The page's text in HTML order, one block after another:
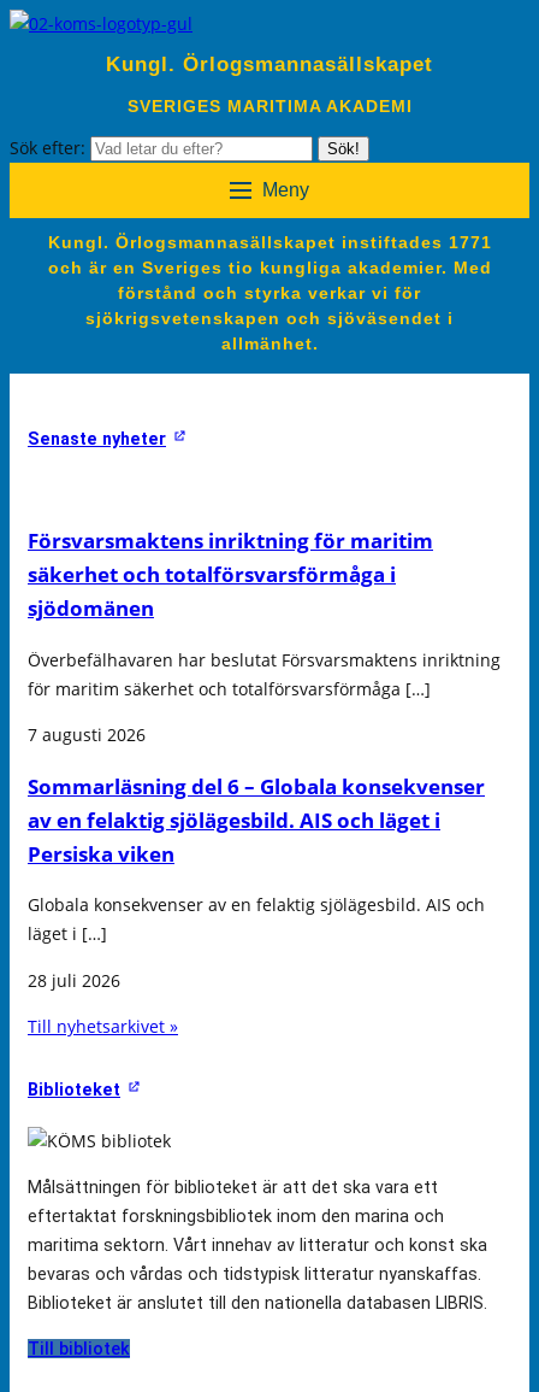
Kungl. Örlogsmannasällskapet
SVERIGES MARITIMA AKADEMI
Sök efter: Sök!
Meny
Kungl. Örlogsmannasällskapet instiftades 1771
och är en Sveriges tio kungliga akademier. Med
förstånd och styrka verkar vi för
sjökrigsvetenskapen och sjöväsendet i
allmänhet.
Senaste nyheter
Försvarsmaktens inriktning för maritim
säkerhet och totalförsvarsförmåga i
sjödomänen
Överbefälhavaren har beslutat Försvarsmaktens inriktning
för maritim säkerhet och totalförsvarsförmåga […]
7 augusti 2026
Sommarläsning del 6 – Globala konsekvenser
av en felaktig sjölägesbild. AIS och läget i
Persiska viken
Globala konsekvenser av en felaktig sjölägesbild. AIS och
läget i […]
28 juli 2026
Till nyhetsarkivet »
Biblioteket
Målsättningen för biblioteket är att det ska vara ett
eftertaktat forskningsbibliotek inom den marina och
maritima sektorn. Vårt innehav av litteratur och konst ska
bevaras och vårdas och tidstypisk litteratur nyanskaffas.
Biblioteket är anslutet till den nationella databasen LIBRIS.
Till bibliotek